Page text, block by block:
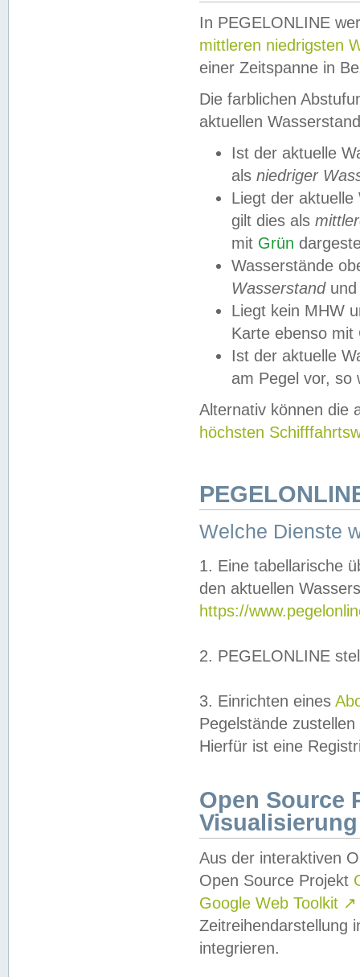
In PEGELONLINE
mittleren niedrigsten
einer Zeitspanne in
Die farblichen
aktuellen
Ist der aktuelle
als niedriger
Liegt der
gilt dies als
mit Grün
Wasserstände
Wasserstandund
Liegt kein MHW
Karte ebenso mit
Ist der aktuelle
am Pegel vor,
Alternativ können die
höchsten
Welche Dienste
1. Eine tabellarische
den aktuellen
https://
2. PEGELONLINE
3. Einrichten eines
Pegelstände
Hierfür ist eine
Open Source
Visualisierung
Aus der interaktiven
Open Source Projekt
Google Web Toolkit ↗
Zeitreihendarstellung
integrieren.